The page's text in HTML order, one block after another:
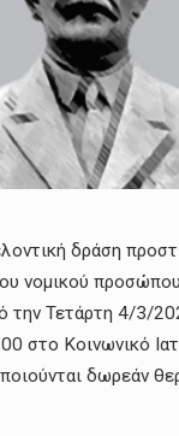
δράση
νομικού
Τετάρτη 4/3/
στο Κοινωνικό
δωρεάν